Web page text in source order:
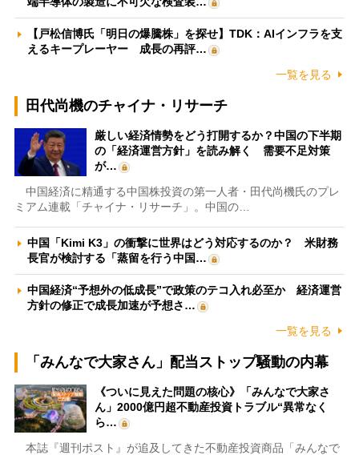
【戸松信博氏「明日の爆騰株」を探せ】TDK：AIインフラを支
えるキープレーヤー 成長の再評…
一覧を見る
田代尚機のチャイナ・リサーチ
厳しい経済情勢をどう打開するか？中国の下半期
の「経済運営方針」を読み解く 需要不足対策
が…
中国経済に精通する中国株投資の第一人者・田代尚機氏のプレ
ミアム連載「チャイナ・リサーチ」。中国の…
中国「Kimi K3」の衝撃に世界はどう対応するのか？ 米財務
長官が検討する「蒸留を行う中国…
中国経済“予想外の低成長”で政策のテコ入れ必至か 経済運営
方針の修正で成長加速が予想さ…
一覧を見る
「みんなで大家さん」配当ストップ騒動の内幕
《ついに見えた問題の核心》「みんなで大家さ
ん」2000億円超不動産投資トラブル“異常なく
ら…
本誌『週刊ポスト』が追及してきた不動産投資商品「みんなで